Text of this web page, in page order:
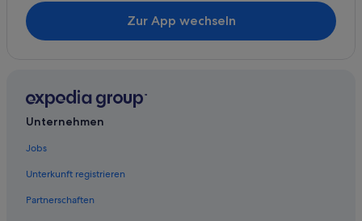
Zur App wechseln
Unternehmen
Jobs
Unterkunft registrieren
Partnerschaften